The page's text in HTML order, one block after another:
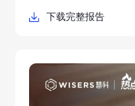
下载完整报告